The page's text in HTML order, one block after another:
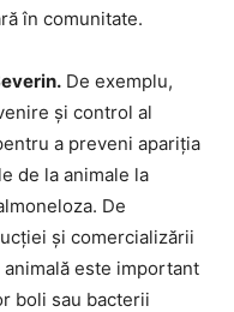
în comunitate.
De exemplu,
și control al
a preveni apariția
de la animale la
De
și comercializării
este important
boli sau bacterii